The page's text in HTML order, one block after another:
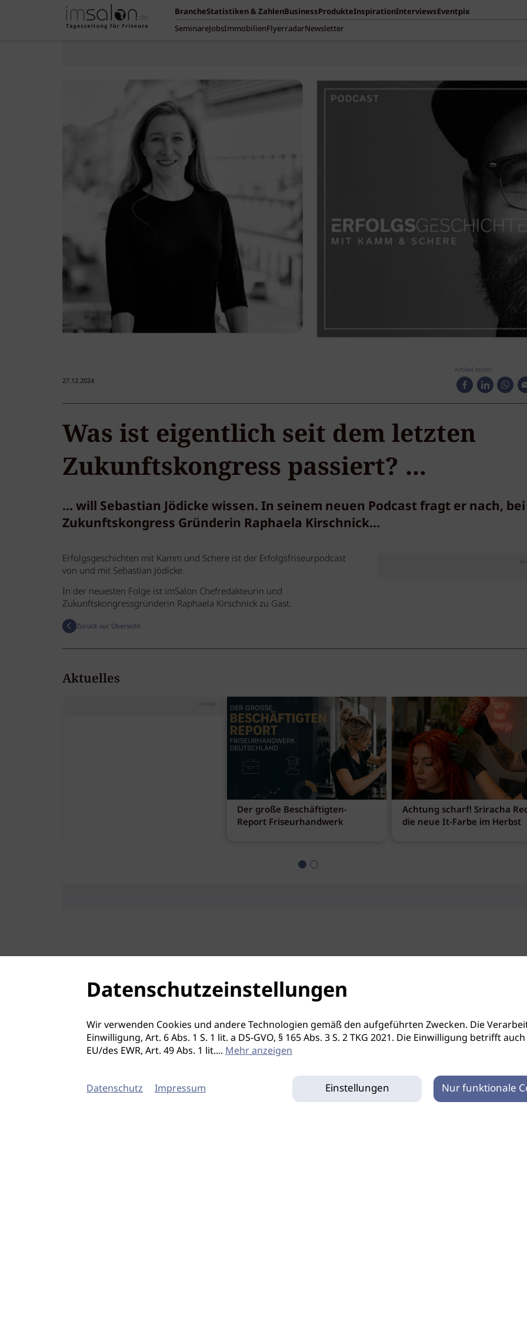
BrancheStatistiken & ZahlenBusinessProdukteInspirationInterviewsEventpix
SeminareJobsImmobilienFlyerradarNewsletter
27.12.2024
Artikel teilen:
Was ist eigentlich seit dem letzten
Zukunftskongress passiert? ...
... will Sebastian Jödicke wissen. In seinem neuen Podcast fragt er nach, bei
Zukunftskongress Gründerin Raphaela Kirschnick...
Erfolgsgeschichten mit Kamm und Schere ist der Erfolgsfriseurpodcast
von und mit Sebastian Jödicke.
In der neuesten Folge ist imSalon Chefredakteurin und
Zukunftskongressgründerin Raphaela Kirschnick zu Gast.
Zurück zur Übersicht
Aktuelles
Anzeige
Der große Beschäftigten-
Report Friseurhandwerk
Achtung scharf! Sriracha
die neue It-Farbe im Herbst
Datenschutzeinstellungen
Wir verwenden Cookies und andere Technologien gemäß den aufgeführten Zwecken. Die
Einwilligung, Art. 6 Abs. 1 S. 1 lit. a DS-GVO, § 165 Abs. 3 S. 2 TKG 2021. Die Einwilligung betrifft
EU/des EWR, Art. 49 Abs. 1 lit.... Mehr anzeigen
Datenschutz Impressum Einstellungen Nur funktionale